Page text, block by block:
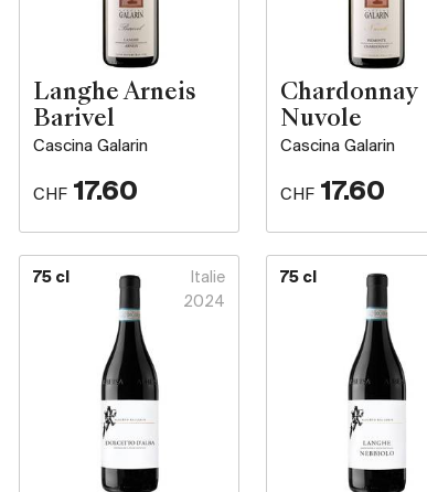
Langhe Arneis
Barivel
Cascina Galarin
CHF 17.60
Chardonnay
Nuvole
Cascina Galarin
CHF 17.60
75 cl
Italie
2024
75 cl